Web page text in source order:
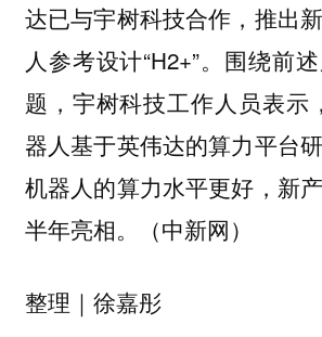
达已与宇树科技合作，推出
人参考设计“H2+”。围绕前
题，宇树科技工作人员表示
器人基于英伟达的算力平台
机器人的算力水平更好，新
半年亮相。（中新网）
整理 ｜徐嘉彤